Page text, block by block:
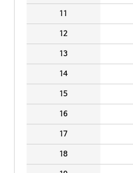
11
12
13
14
15
16
17
18